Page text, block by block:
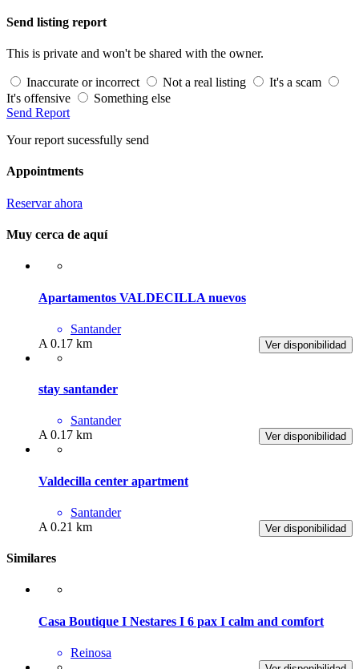
Send listing report
This is private and won't be shared with the owner.
Inaccurate or incorrect Not a real listing
It's a scam
It's offensive
Something else
Send Report
Your report sucessfully send
Appointments
Reservar ahora
Muy cerca de aquí
Apartamentos VALDECILLA nuevos
Santander
Ver disponibilidad
A 0.17 km
stay santander
Santander
Ver disponibilidad
A 0.17 km
Valdecilla center apartment
Santander
Ver disponibilidad
A 0.21 km
Similares
Casa Boutique I Nestares I 6 pax I calm and comfort
Reinosa